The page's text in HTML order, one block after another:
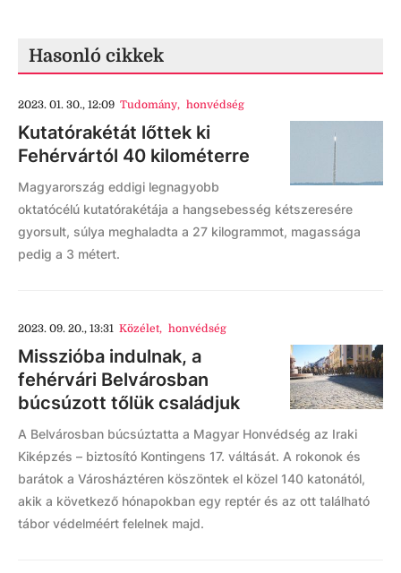
Hasonló cikkek
2023. 01. 30., 12:09 Tudomány, honvédség
Kutatórakétát lőttek ki
Fehérvártól 40 kilométerre
Magyarország eddigi legnagyobb
oktatócélú kutatórakétája a hangsebesség kétszeresére
gyorsult, súlya meghaladta a 27 kilogrammot, magassága
pedig a 3 métert.
2023. 09. 20., 13:31 Közélet, honvédség
Misszióba indulnak, a
fehérvári Belvárosban
búcsúzott tőlük családjuk
A Belvárosban búcsúztatta a Magyar Honvédség az Iraki
Kiképzés – biztosító Kontingens 17. váltását. A rokonok és
barátok a Városháztéren köszöntek el közel 140 katonától,
akik a következő hónapokban egy reptér és az ott található
tábor védelméért felelnek majd.